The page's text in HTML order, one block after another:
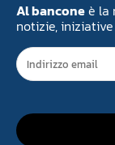
Al banconeè la
notizie,